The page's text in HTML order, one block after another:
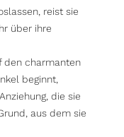
reist sie
über ihre
den charmanten
beginnt,
die sie
aus dem sie